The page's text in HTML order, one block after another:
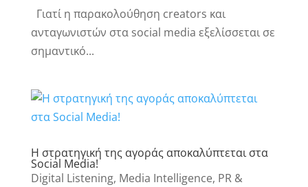
Γιατί η παρακολούθηση creators και
ανταγωνιστών στα social media εξελίσσεται σε
σημαντικό...
Η στρατηγική της αγοράς αποκαλύπτεται στα
Social Media!
Digital Listening, Media Intelligence, PR &